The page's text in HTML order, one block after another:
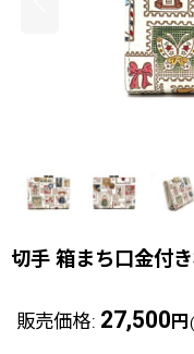
切手 箱まち口金付き
販売価格: 27,500 円